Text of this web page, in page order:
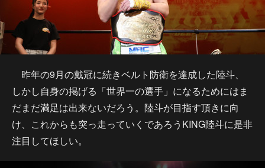
昨年の9月の戴冠に続きベルト防衛を達成した陸斗、
しかし自身の掲げる「世界一の選手」になるためにはま
だまだ満足は出来ないだろう。陸斗が目指す頂きに向
け、これからも突っ走っていくであろうKING陸斗に是非
注目してほしい。